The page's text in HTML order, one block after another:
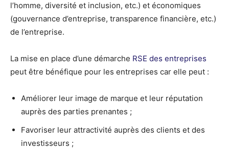
l’homme, diversité et inclusion, etc.) et économiques
(gouvernance d’entreprise, transparence financière, etc.)
de l’entreprise.
La mise en place d’une démarche RSE des entreprises
peut être bénéfique pour les entreprises car elle peut :
Améliorer leur image de marque et leur réputation
auprès des parties prenantes ;
Favoriser leur attractivité auprès des clients et des
investisseurs ;